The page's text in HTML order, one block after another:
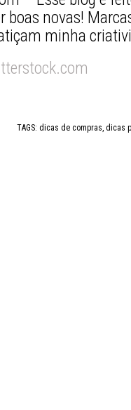
boas novas!
minha
TAGS: dicas de compras dicas